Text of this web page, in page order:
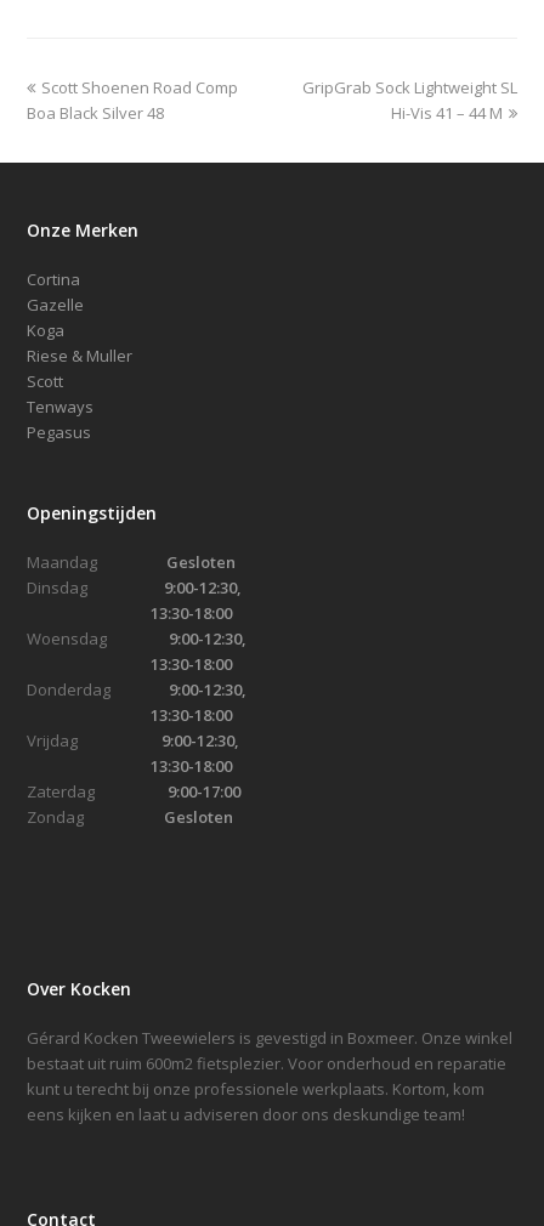
previous
post:
Scott Shoenen Road Comp
Boa Black Silver 48
next
GripGrab Sock Lightweight SL
Hi-Vis 41 – 44 M
Onze Merken
Cortina
Gazelle
Koga
Riese & Muller
Scott
Tenways
Pegasus
Openingstijden
Maandag Gesloten
Dinsdag 9:00-12:30,
13:30-18:00
Woensdag
9:00-12:30,
13:30-18:00
Donderdag 9:00-12:30,
13:30-18:00
Vrijdag 9:00-12:30,
13:30-18:00
Zaterdag 9:00-17:00
Zondag Gesloten
Over Kocken
Gérard Kocken Tweewielers is gevestigd in Boxmeer. Onze winkel
bestaat uit ruim 600m2 fietsplezier. Voor onderhoud en reparatie
kunt u terecht bij onze professionele werkplaats. Kortom, kom
eens kijken en laat u adviseren door ons deskundige team!
Contact